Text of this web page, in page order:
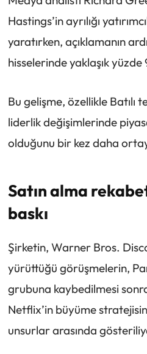
Hastings’in ayrılığı
yaratırken, açıklamanın
hisselerinde yaklaşık yüzde
Bu gelişme, özellikle Batılı
liderlik değişimlerinde
olduğunu bir kez daha
Satın alma
baskı
Şirketin, Warner Bros.
yürüttüğü görüşmelerin,
grubuna kaybedilmesi
Netflix’in büyüme
unsurlar arasında